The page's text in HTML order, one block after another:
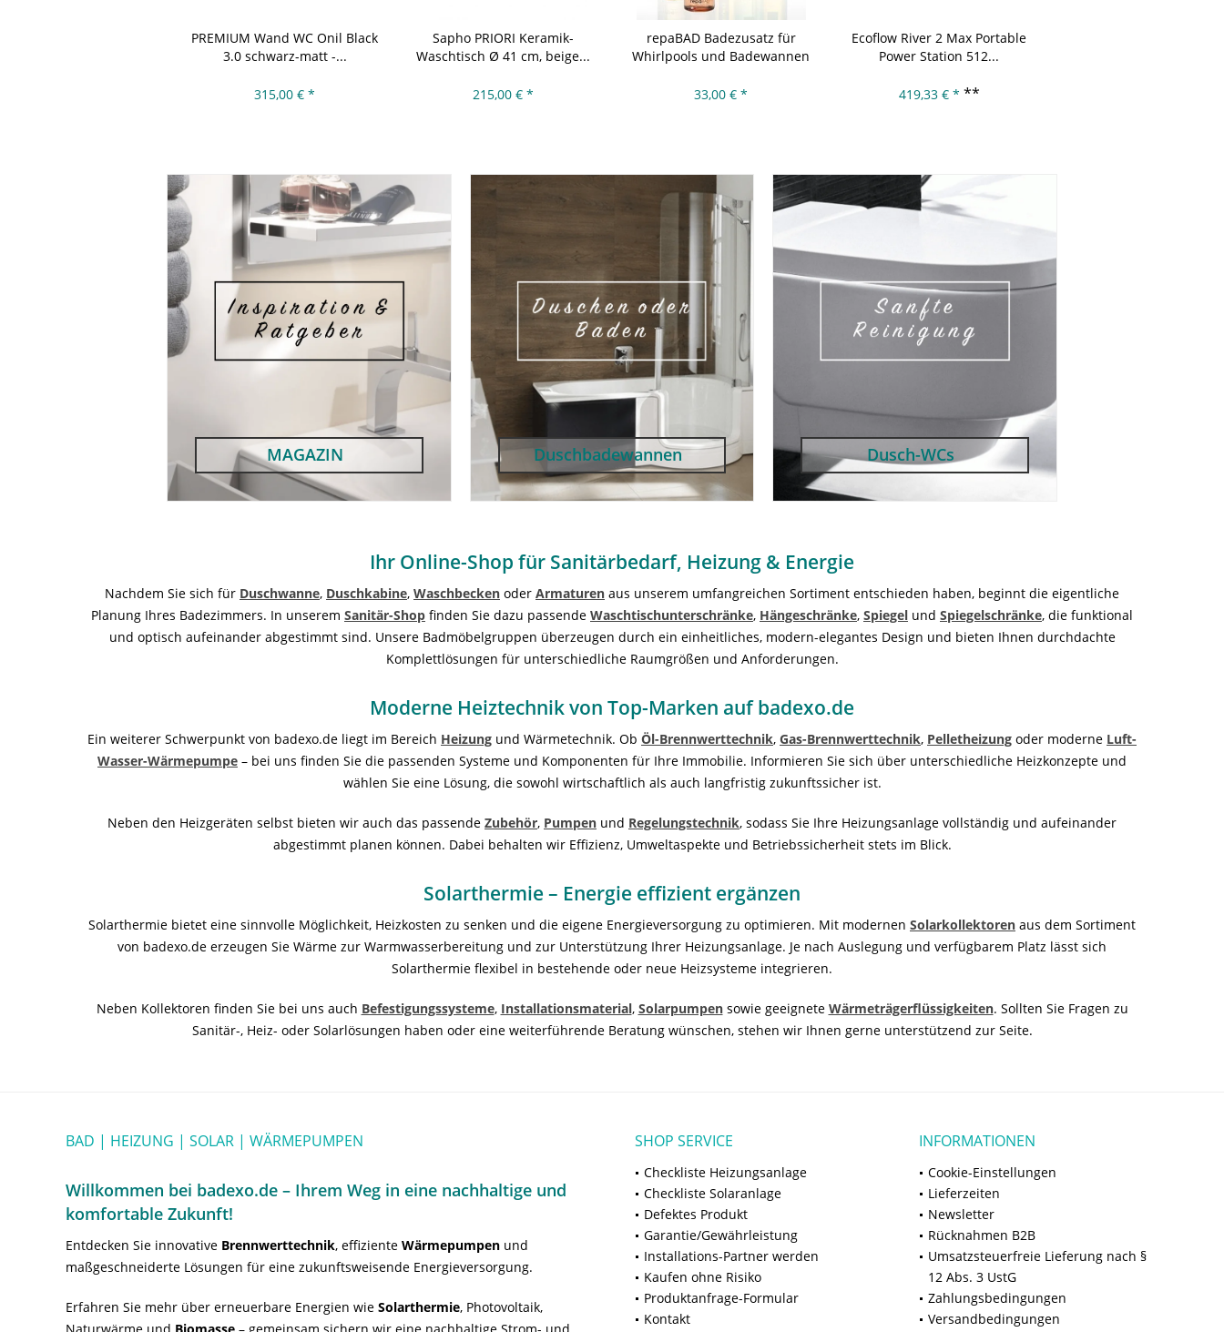
PREMIUM Wand WC Onil Black
3.0 schwarz-matt -...
315,00 € *
Sapho PRIORI Keramik-
Waschtisch Ø 41 cm, beige...
215,00 € *
repaBAD Badezusatz für
Whirlpools und Badewannen
33,00 € *
Ecoflow River 2 Max Portable
Power Station 512...
419,33 € * **
MAGAZIN Duschbadewannen Dusch-WCs
Ihr Online-Shop für Sanitärbedarf, Heizung & Energie
Nachdem Sie sich für Duschwanne, Duschkabine, Waschbecken oder Armaturen aus unserem umfangreichen Sortiment entschieden haben, beginnt die eigentliche
Planung Ihres Badezimmers. In unserem Sanitär-Shop finden Sie dazu passende Waschtischunterschränke, Hängeschränke, Spiegel und Spiegelschränke, die funktional
und optisch aufeinander abgestimmt sind. Unsere Badmöbelgruppen überzeugen durch ein einheitliches, modern-elegantes Design und bieten Ihnen durchdachte
Komplettlösungen für unterschiedliche Raumgrößen und Anforderungen.
Moderne Heiztechnik von Top-Marken auf badexo.de
Ein weiterer Schwerpunkt von badexo.de liegt im Bereich Heizung und Wärmetechnik. Ob Öl-Brennwerttechnik, Gas-Brennwerttechnik, Pelletheizung oder moderne Luft-
Wasser-Wärmepumpe – bei uns finden Sie die passenden Systeme und Komponenten für Ihre Immobilie. Informieren Sie sich über unterschiedliche Heizkonzepte und
wählen Sie eine Lösung, die sowohl wirtschaftlich als auch langfristig zukunftssicher ist.
Neben den Heizgeräten selbst bieten wir auch das passende Zubehör, Pumpen und Regelungstechnik, sodass Sie Ihre Heizungsanlage vollständig und aufeinander
abgestimmt planen können. Dabei behalten wir Effizienz, Umweltaspekte und Betriebssicherheit stets im Blick.
Solarthermie – Energie effizient ergänzen
Solarthermie bietet eine sinnvolle Möglichkeit, Heizkosten zu senken und die eigene Energieversorgung zu optimieren. Mit modernen Solarkollektoren aus dem Sortiment
von badexo.de erzeugen Sie Wärme zur Warmwasserbereitung und zur Unterstützung Ihrer Heizungsanlage. Je nach Auslegung und verfügbarem Platz lässt sich
Solarthermie flexibel in bestehende oder neue Heizsysteme integrieren.
Neben Kollektoren finden Sie bei uns auch Befestigungssysteme, Installationsmaterial, Solarpumpensowie geeignete Wärmeträgerflüssigkeiten. Sollten Sie Fragen zu
Sanitär-, Heiz- oder Solarlösungen haben oder eine weiterführende Beratung wünschen, stehen wir Ihnen gerne unterstützend zur Seite.
BAD | HEIZUNG | SOLAR | WÄRMEPUMPEN
Willkommen bei badexo.de – Ihrem Weg in eine nachhaltige und
komfortable Zukunft!
Entdecken Sie innovative Brennwerttechnik, effiziente Wärmepumpen und
maßgeschneiderte Lösungen für eine zukunftsweisende Energieversorgung.
Erfahren Sie mehr über erneuerbare Energien wie Solarthermie, Photovoltaik,
Naturwärme und Biomasse – gemeinsam sichern wir eine nachhaltige Strom- und
SHOP SERVICE
Checkliste Heizungsanlage
Checkliste Solaranlage
Defektes Produkt
Garantie/Gewährleistung
Installations-Partner werden
Kaufen ohne Risiko
Produktanfrage-Formular
Kontakt
INFORMATIONEN
Cookie-Einstellungen
Lieferzeiten
Newsletter
Rücknahmen B2B
Umsatzsteuerfreie Lieferung nach §
12 Abs. 3 UstG
Zahlungsbedingungen
Versandbedingungen